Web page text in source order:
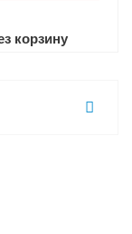
корзину